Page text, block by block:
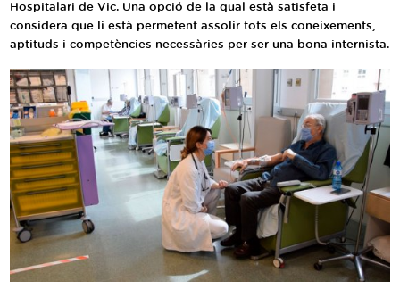
Hospitalari de Vic. Una opció de la qual està satisfeta i
considera que li està permetent assolir tots els coneixements,
aptituds i competències necessàries per ser una bona internista.